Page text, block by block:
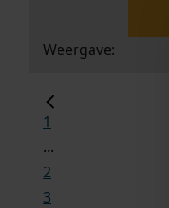
Weergave:
1
...
2
3